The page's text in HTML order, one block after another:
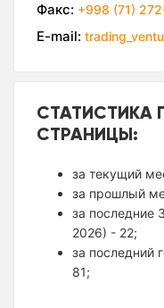
Факс: +998 (71)
E-mail:
СТАТИСТИКА
СТРАНИЦЫ:
за текущий
за прошлый
за последние
2026) - 22;
за последний
81;